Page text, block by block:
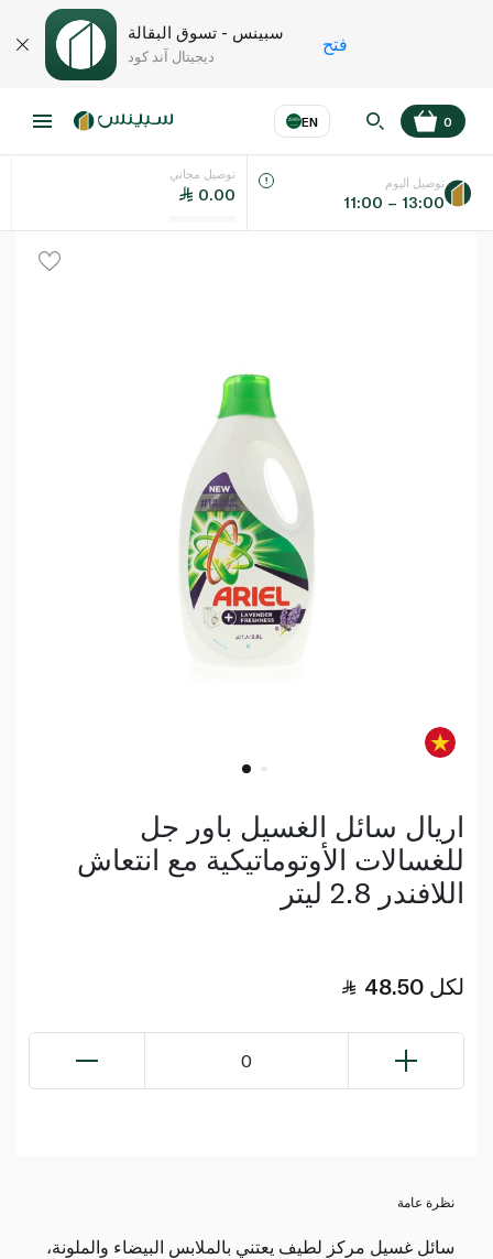
سبينس - تسوق البقالة
ديجيتال آند كود
فتح
EN
اللغة عر
0
توصيل مجاني
0.00
توصيل اليوم
11:00 – 13:00
اريال سائل الغسيل باور جل
للغسالات الأوتوماتيكية مع انتعاش
اللافندر 2.8 ليتر
48.50 لكل
0
نظرة عامة
سائل غسيل مركز لطيف يعتني بالملابس البيضاء والملونة،